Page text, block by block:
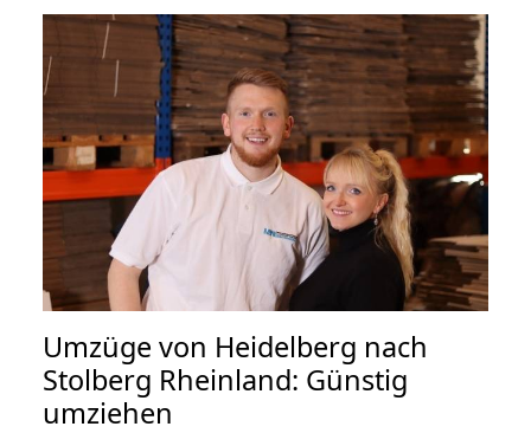
Umzüge von Heidelberg nach
Stolberg Rheinland: Günstig
umziehen